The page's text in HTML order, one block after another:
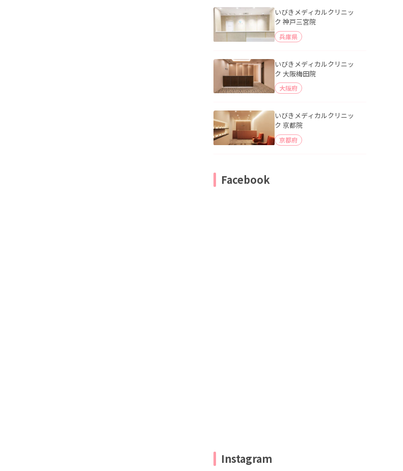
いびきメディカルクリニッ
ク 神戸三宮院
兵庫県
いびきメディカルクリニッ
ク 大阪梅田院
大阪府
いびきメディカルクリニッ
ク 京都院
京都府
Facebook
Instagram